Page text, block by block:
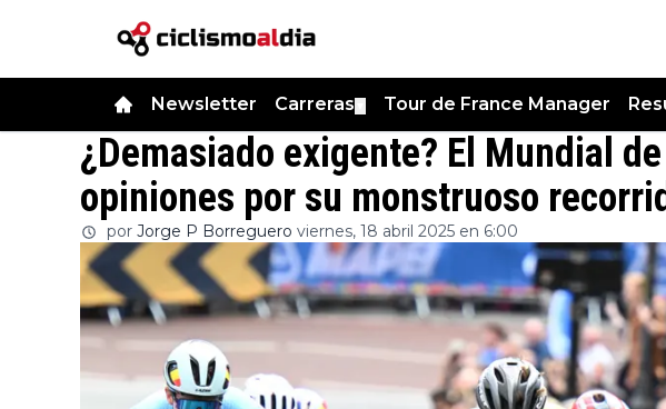
Newsletter Carreras Tour de France Manager
¿Demasiado exigente? El Mundial
opiniones por su monstruoso
por Jorge P Borreguero viernes, 18 abril 2025 en 6:00